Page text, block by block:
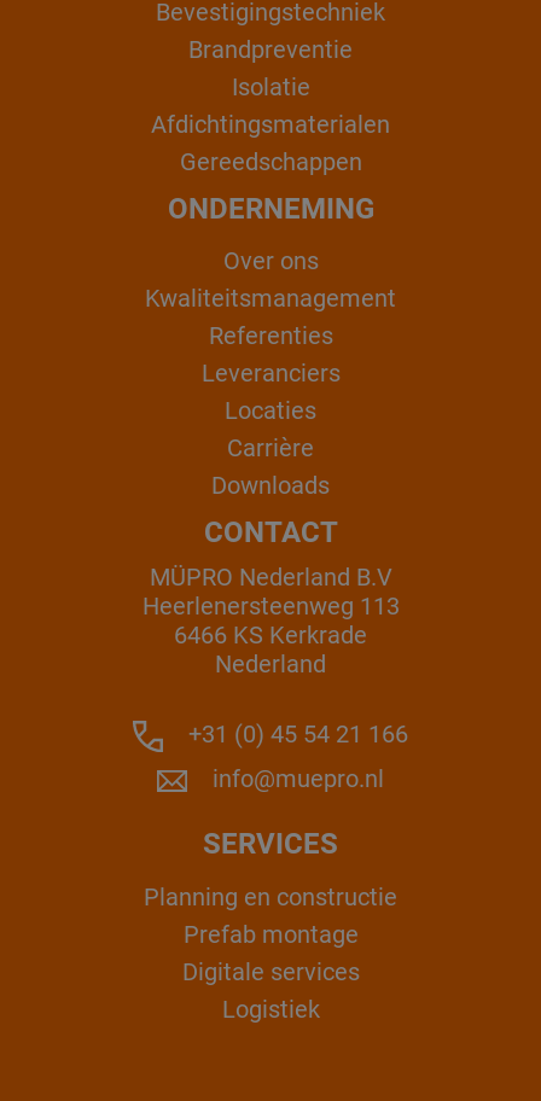
Bevestigingstechniek
Brandpreventie
Isolatie
Afdichtingsmaterialen
Gereedschappen
ONDERNEMING
Over ons
Kwaliteitsmanagement
Referenties
Leveranciers
Locaties
Carrière
Downloads
CONTACT
MÜPRO Nederland B.V
Heerlenersteenweg 113
6466 KS Kerkrade
Nederland
+31 (0) 45 54 21 166
info@muepro.nl
SERVICES
Planning en constructie
Prefab montage
Digitale services
Logistiek